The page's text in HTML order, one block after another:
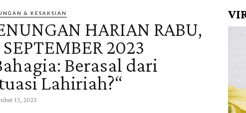
& KESAKSIAN
HARIAN RABU,
SEPTEMBER 2023
Berasal dari
Lahiriah?“
13, 2023